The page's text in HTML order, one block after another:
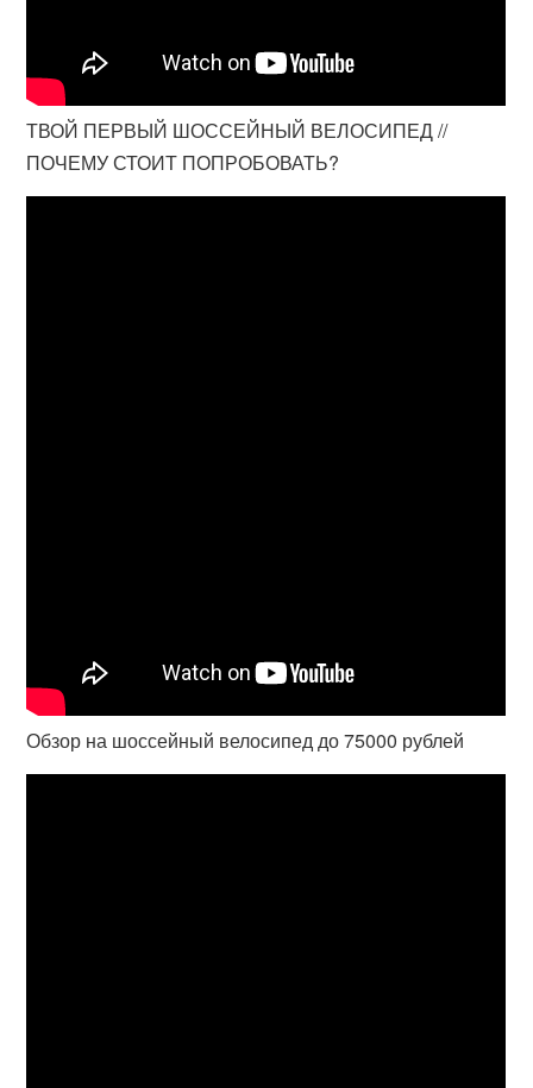
ТВОЙ ПЕРВЫЙ ШОССЕЙНЫЙ ВЕЛОСИПЕД //
ПОЧЕМУ СТОИТ ПОПРОБОВАТЬ?
Обзор на шоссейный велосипед до 75000 рублей